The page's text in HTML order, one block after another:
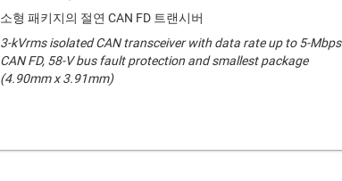
소형 패키지의 절연 CAN FD 트랜시버
3-kVrms isolated CAN transceiver with data rate up to 5-Mbps
CAN FD, 58-V bus fault protection and smallest package
(4.90mm x 3.91mm)